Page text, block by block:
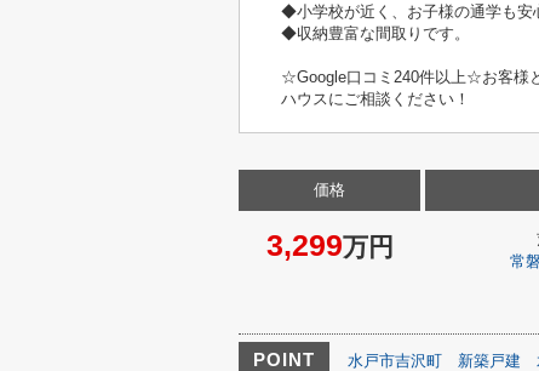
◆小学校が近く、お子様の通学も安
◆収納豊富な間取りです。
☆Google口コミ240件以上☆お客様
ハウスにご相談ください！
価格
3,299万円
常
POINT 水戸市吉沢町 新築戸建